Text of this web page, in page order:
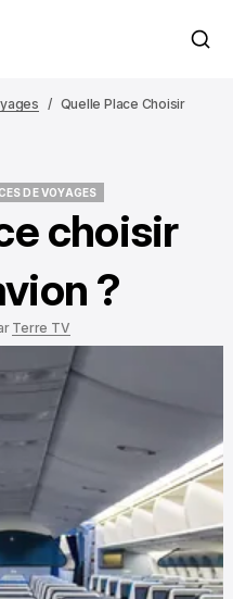
Quelle Place Choisir
DE VOYAGES
choisir
?
Terre TV